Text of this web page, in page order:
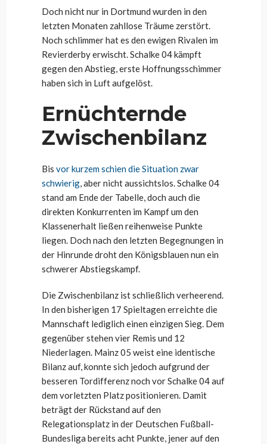
Doch nicht nur in Dortmund wurden in den
letzten Monaten zahllose Träume zerstört.
Noch schlimmer hat es den ewigen Rivalen im
Revierderby erwischt. Schalke 04 kämpft
gegen den Abstieg, erste Hoffnungsschimmer
haben sich in Luft aufgelöst.
Ernüchternde
Zwischenbilanz
Bis vor kurzem schien die Situation zwar
schwierig, aber nicht aussichtslos. Schalke 04
stand am Ende der Tabelle, doch auch die
direkten Konkurrenten im Kampf um den
Klassenerhalt ließen reihenweise Punkte
liegen. Doch nach den letzten Begegnungen in
der Hinrunde droht den Königsblauen nun ein
schwerer Abstiegskampf.
Die Zwischenbilanz ist schließlich verheerend.
In den bisherigen 17 Spieltagen erreichte die
Mannschaft lediglich einen einzigen Sieg. Dem
gegenüber stehen vier Remis und 12
Niederlagen. Mainz 05 weist eine identische
Bilanz auf, konnte sich jedoch aufgrund der
besseren Tordifferenz noch vor Schalke 04 auf
dem vorletzten Platz positionieren. Damit
beträgt der Rückstand auf den
Relegationsplatz in der Deutschen Fußball-
Bundesliga bereits acht Punkte, jener auf den